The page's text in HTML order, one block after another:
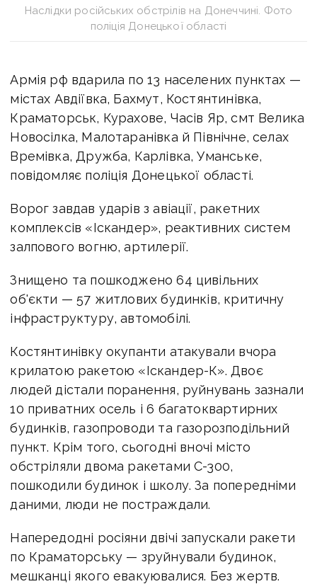
Наслідки російських обстрілів на Донеччині. Фото
поліція Донецької області
Армія рф вдарила по 13 населених пунктах —
містах Авдіївка, Бахмут, Костянтинівка,
Краматорськ, Курахове, Часів Яр, смт Велика
Новосілка, Малотаранівка й Північне, селах
Времівка, Дружба, Карлівка, Уманське,
повідомляє поліція Донецької області.
Ворог завдав ударів з авіації, ракетних
комплексів «Іскандер», реактивних систем
залпового вогню, артилерії.
Знищено та пошкоджено 64 цивільних
об'єкти — 57 житлових будинків, критичну
інфраструктуру, автомобілі.
Костянтинівку окупанти атакували вчора
крилатою ракетою «Іскандер-К». Двоє
людей дістали поранення, руйнувань зазнали
10 приватних осель і 6 багатоквартирних
будинків, газопроводи та газорозподільний
пункт. Крім того, сьогодні вночі місто
обстріляли двома ракетами С-300,
пошкодили будинок і школу. За попередніми
даними, люди не постраждали.
Напередодні росіяни двічі запускали ракети
по Краматорську — зруйнували будинок,
мешканці якого евакуювалися. Без жертв.